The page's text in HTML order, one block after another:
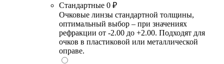
Стандартные 0 ₽
Очковые линзы стандартной толщины,
оптимальный выбор – при значениях
рефракции от -2.00 до +2.00. Подходят для
очков в пластиковой или металлической
оправе.